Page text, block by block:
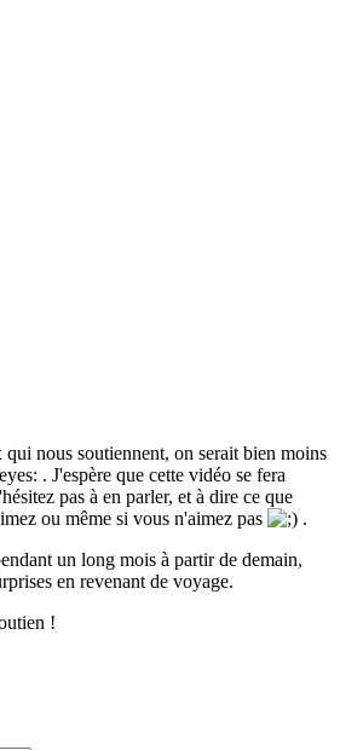
nous soutiennent, on serait bien moins
. J'espère que cette vidéo se fera
pas à en parler, et à dire ce que
ou même si vous n'aimez pas
.
un long mois à partir de demain,
en revenant de voyage.
!